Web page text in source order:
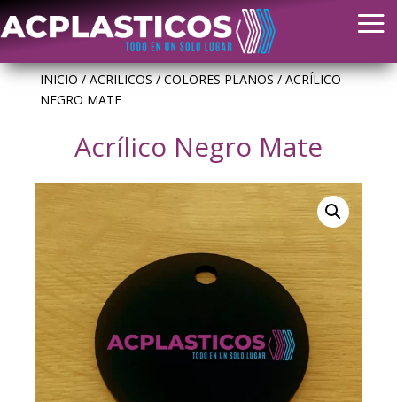
INICIO/ACRILICOS/COLORES PLANOS/ ACRÍLICO
NEGRO MATE
Acrílico Negro Mate